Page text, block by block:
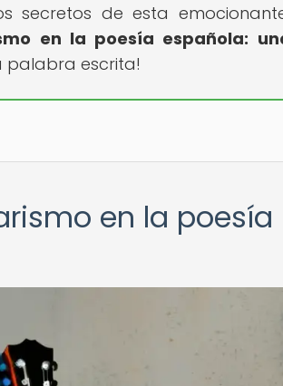
secretos de esta
en la poesía española:
palabra escrita!
en la poesía